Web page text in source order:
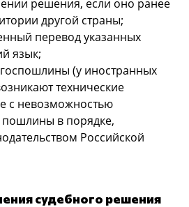
решения, если оно ранее
другой страны;
перевод указанных
язык;
госпошлины (у иностранных
технические
с невозможностью
в порядке,
Российской
судебного решения